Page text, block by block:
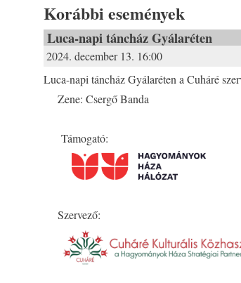
Korábbi események
Luca-napi táncház Gyálaréten
2024. december 13. 16:00
Luca-napi táncház Gyálaréten a Cuháré
Zene: Csergő Banda
Támogató:
Szervező: